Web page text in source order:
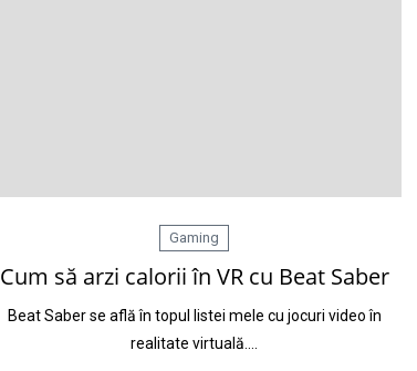
Gaming
Cum să arzi calorii în VR cu Beat Saber
Beat Saber se află în topul listei mele cu jocuri video în
realitate virtuală.…